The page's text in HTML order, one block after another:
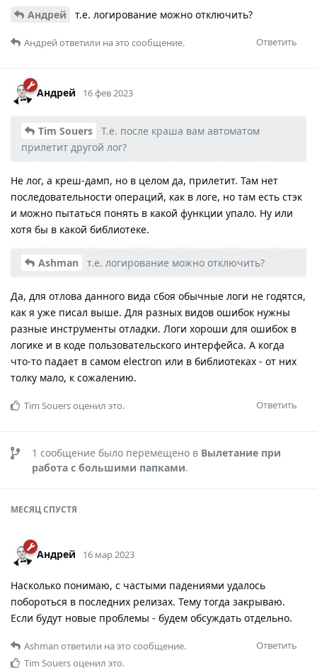
Андрей т.е. логирование можно отключить?
Ответить
Андрейответили на это сообщение.
Андрей 16 фев 2023
Tim Souers
Т.е. после краша вам автоматом
прилетит другой лог?
Не лог, а креш-дамп, но в целом да, прилетит. Там нет
последовательности операций, как в логе, но там есть стэк
и можно пытаться понять в какой функции упало. Ну или
хотя бы в какой библиотеке.
Ashman т.е. логирование можно отключить?
Да, для отлова данного вида сбоя обычные логи не годятся,
как я уже писал выше. Для разных видов ошибок нужны
разные инструменты отладки. Логи хороши для ошибок в
логике и в коде пользовательского интерфейса. А когда
что-то падает в самом electron или в библиотеках - от них
толку мало, к сожалению.
Ответить
Tim Souersоценил это.
1 сообщение было перемещено в Вылетание при
работа с большими папками.
МЕСЯЦСПУСТЯ
Андрей 16 мар 2023
Насколько понимаю, с частыми падениями удалось
побороться в последних релизах. Тему тогда закрываю.
Если будут новые проблемы - будем обсуждать отдельно.
Ответить
Ashman ответили на это сообщение.
Tim Souersоценил это.